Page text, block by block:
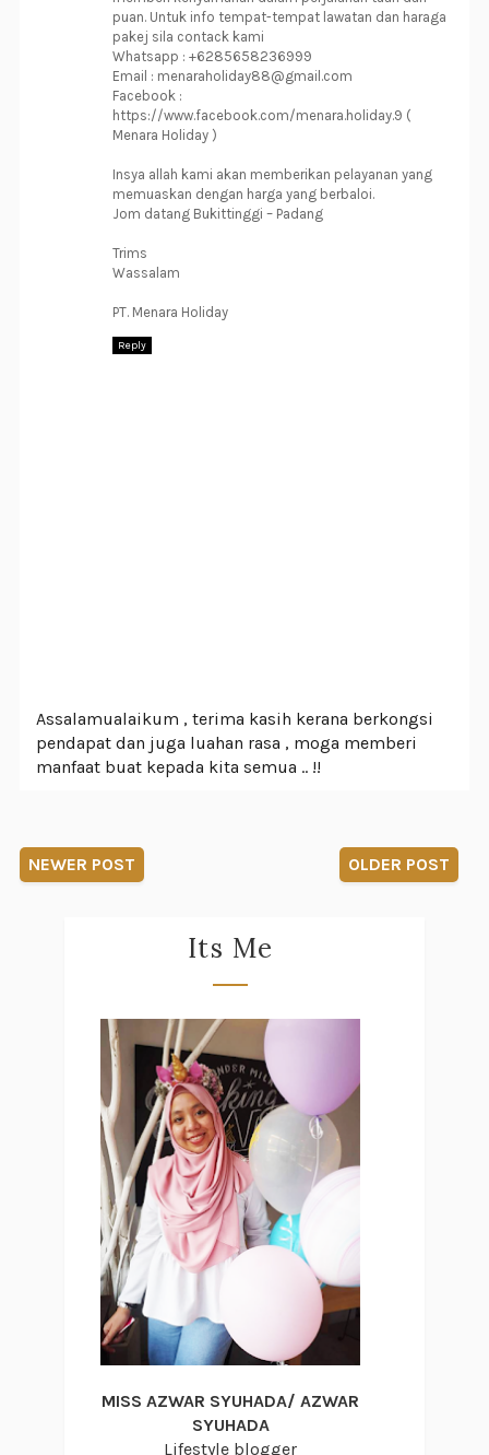
puan. Untuk info tempat-tempat lawatan dan haraga
pakej sila contack kami
Whatsapp : +6285658236999
Email : menaraholiday88@gmail.com
Facebook :
https://www.facebook.com/menara.holiday.9 (
Menara Holiday )
Insya allah kami akan memberikan pelayanan yang
memuaskan dengan harga yang berbaloi.
Jom datang Bukittinggi – Padang
Trims
Wassalam
PT. Menara Holiday
Reply
Assalamualaikum , terima kasih kerana berkongsi
pendapat dan juga luahan rasa , moga memberi
manfaat buat kepada kita semua .. !!
NEWER POST OLDER POST
Its Me
MISS AZWAR SYUHADA/ AZWAR
SYUHADA
Lifestyle blogger